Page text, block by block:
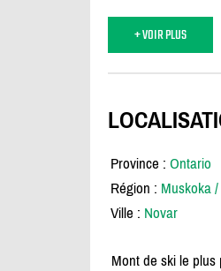
+ VOIR PLUS
Province : Ontario
Région : Muskoka
Ville : Novar
Mont de ski le plus